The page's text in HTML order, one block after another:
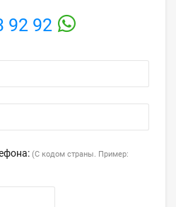
92 92
(С кодом страны. Пример: